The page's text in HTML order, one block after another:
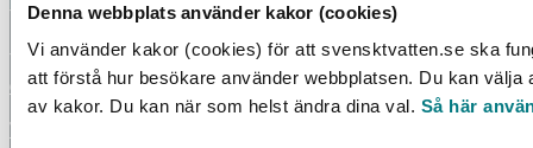
Denna webbplats använder kakor (cookies)
Vi använder kakor (cookies) för att svensktvatten.se ska
att förstå hur besökare använder webbplatsen. Du kan välja
av kakor. Du kan när som helst ändra dina val. Så här
Vattenbokhandeln ägs och drivs av Svenskt Vatten.
Vi behandlar dina personuppgifter enligt Svenskt Vattens
dataskyddspolicy.
Tillgänglighetsredogörelse